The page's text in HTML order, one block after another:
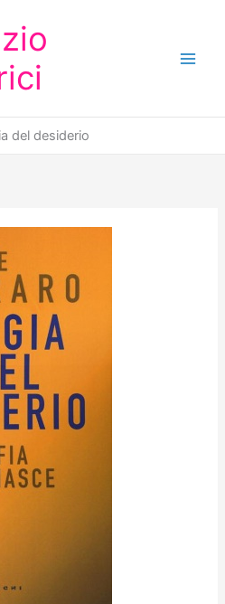
del desiderio